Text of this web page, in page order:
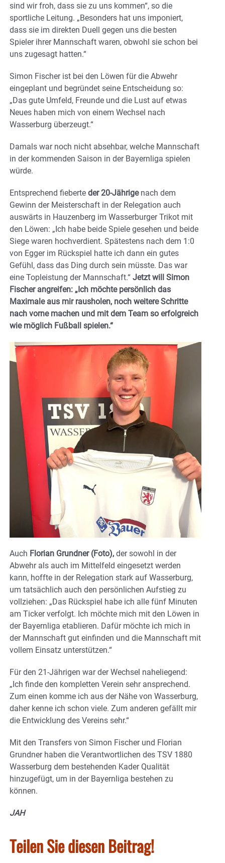
sind wir froh, dass sie zu uns kommen“, so die
sportliche Leitung. „Besonders hat uns imponiert,
dass sie im direkten Duell gegen uns die besten
Spieler ihrer Mannschaft waren, obwohl sie schon bei
uns zugesagt hatten.“
Simon Fischer ist bei den Löwen für die Abwehr
eingeplant und begründet seine Entscheidung so:
„Das gute Umfeld, Freunde und die Lust auf etwas
Neues haben mich von einem Wechsel nach
Wasserburg überzeugt.“
Damals war noch nicht absehbar, welche Mannschaft
in der kommenden Saison in der Bayernliga spielen
würde.
Entsprechend fieberte der 20-Jährigenach dem
Gewinn der Meisterschaft in der Relegation auch
auswärts in Hauzenberg im Wasserburger Trikot mit
den Löwen: „Ich habe beide Spiele gesehen und beide
Siege waren hochverdient. Spätestens nach dem 1:0
von Egger im Rückspiel hatte ich dann ein gutes
Gefühl, dass das Ding durch sein müsste. Das war
eine Topleistung der Mannschaft.“ Jetzt will Simon
Fischer angreifen: „Ich möchte persönlich das
Maximale aus mir rausholen, noch weitere Schritte
nach vorne machen und mit dem Team so erfolgreich
wie möglich Fußball spielen.“
Auch Florian Grundner (Foto), der sowohl in der
Abwehr als auch im Mittelfeld eingesetzt werden
kann, hoffte in der Relegation stark auf Wasserburg,
um tatsächlich auch den persönlichen Aufstieg zu
vollziehen: „Das Rückspiel habe ich alle fünf Minuten
am Ticker verfolgt. Ich möchte mich mit den Löwen in
der Bayernliga etablieren. Dafür möchte ich mich in
der Mannschaft gut einfinden und die Mannschaft mit
vollem Einsatz unterstützen.“
Für den 21-Jährigen war der Wechsel naheliegend:
„Ich finde den kompletten Verein sehr ansprechend.
Zum einen komme ich aus der Nähe von Wasserburg,
daher kenne ich schon viele. Zum anderen gefällt mir
die Entwicklung des Vereins sehr.“
Mit den Transfers von Simon Fischer und Florian
Grundner haben die Verantwortlichen des TSV 1880
Wasserburg dem bestehenden Kader Qualität
hinzugefügt, um in der Bayernliga bestehen zu
können.
JAH
Teilen Sie diesen Beitrag!